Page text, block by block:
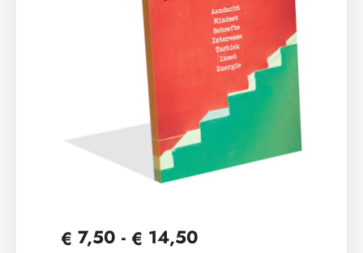
€ 7,50 - € 14,50